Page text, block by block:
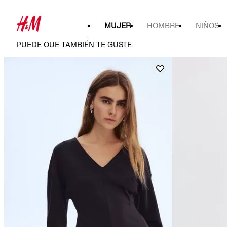
MUJER HOMBRE NIÑOS
PUEDE QUE TAMBIÉN TE GUSTE